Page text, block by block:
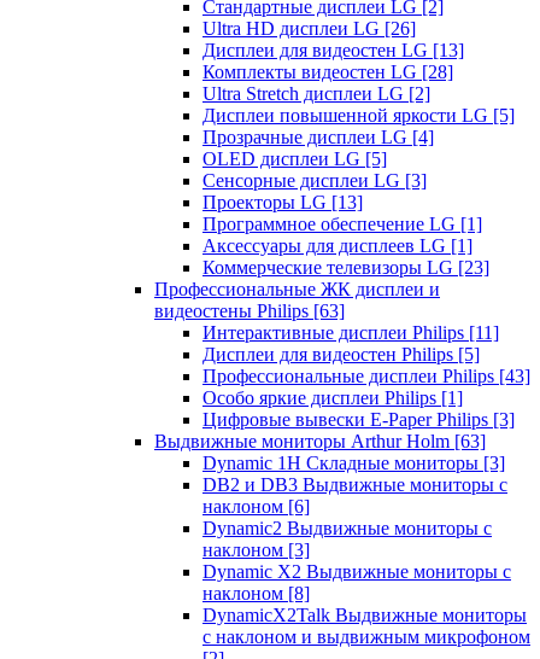
Стандартные дисплеи LG [2]
Ultra HD дисплеи LG [26]
Дисплеи для видеостен LG [13]
Комплекты видеостен LG [28]
Ultra Stretch дисплеи LG [2]
Дисплеи повышенной яркости LG [5]
Прозрачные дисплеи LG [4]
OLED дисплеи LG [5]
Сенсорные дисплеи LG [3]
Проекторы LG [13]
Программное обеспечение LG [1]
Аксессуары для дисплеев LG [1]
Коммерческие телевизоры LG [23]
Профессиональные ЖК дисплеи и
видеостены Philips [63]
Интерактивные дисплеи Philips [11]
Дисплеи для видеостен Philips [5]
Профессиональные дисплеи Philips [43]
Особо яркие дисплеи Philips [1]
Цифровые вывески E-Paper Philips [3]
Выдвижные мониторы Arthur Holm [63]
Dynamic 1Н Складные мониторы [3]
DB2 и DB3 Выдвижные мониторы с
наклоном [6]
Dynamic2 Выдвижные мониторы с
наклоном [3]
Dynamic X2 Выдвижные мониторы с
наклоном [8]
DynamicX2Talk Выдвижные мониторы
с наклоном и выдвижным микрофоном